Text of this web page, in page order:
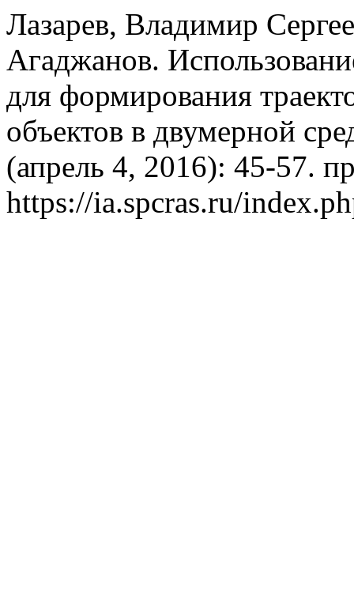
Лазарев, Владимир
Агаджанов.
для формирования
объектов в двумерной
(апрель 4, 2016): 45-57.
https://ia.spcras.ru/